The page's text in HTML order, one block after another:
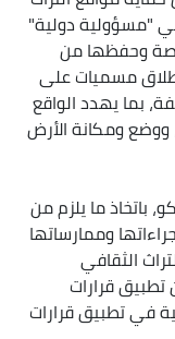
"مسؤولية دولية"
وحفظها من
مسميات على
بما يهدد الواقع
ومكانة الأرض
ما يلزم من
وممارساتها
الثقافي
قرارات
في تطبيق قرارات